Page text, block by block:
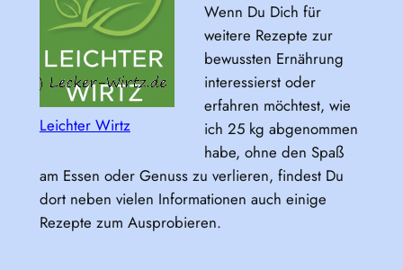
Leichter Wirtz
Wenn Du Dich für
weitere Rezepte zur
bewussten Ernährung
interessierst oder
erfahren möchtest, wie
ich 25 kg abgenommen
habe, ohne den Spaß
am Essen oder Genuss zu verlieren, findest Du
dort neben vielen Informationen auch einige
Rezepte zum Ausprobieren.